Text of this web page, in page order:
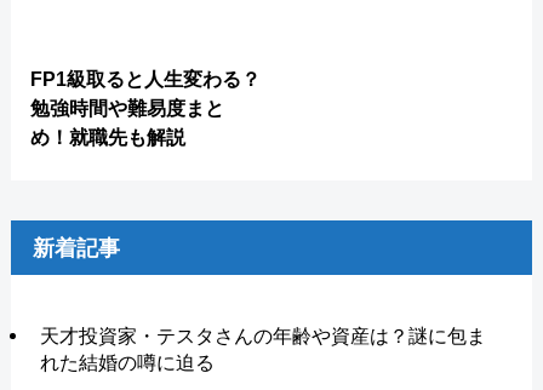
FP1級取ると人生変わる？
勉強時間や難易度まと
め！就職先も解説
新着記事
天才投資家・テスタさんの年齢や資産は？謎に包ま
れた結婚の噂に迫る